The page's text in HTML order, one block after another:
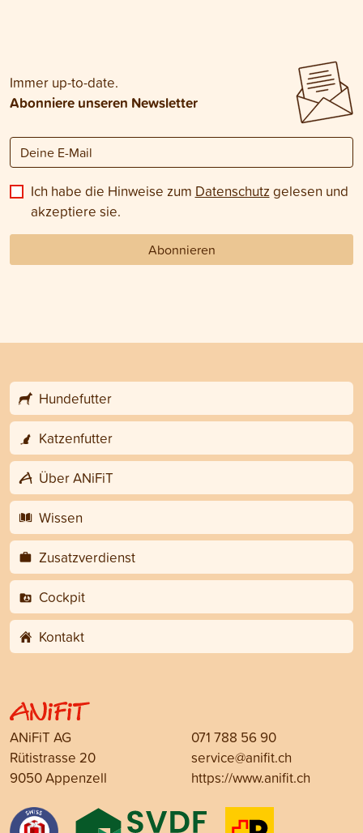
Immer up-to-date.
Abonniere unseren Newsletter
Ich habe die Hinweise zum Datenschutz gelesen und
akzeptiere sie.
Abonnieren
Hundefutter
Katzenfutter
Über ANiFiT
Wissen
Zusatzverdienst
Cockpit
Kontakt
ANiFiT AG
Rütistrasse 20
9050 Appenzell
071 788 56 90
service@anifit.ch
https://www.anifit.ch